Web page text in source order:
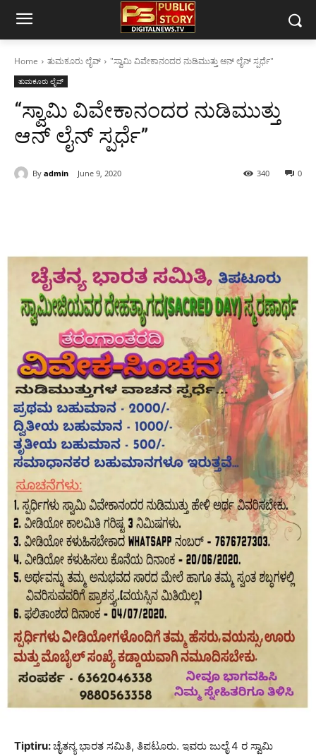
Home ತುಮಕೂರು ಲೈವ್ "ಸ್ವಾಮಿ ವಿವೇಕಾನಂದರ ನುಡಿಮುತ್ತು ಆನ್ ಲೈನ್ ಸ್ಪರ್ಧೆ"
ತುಮಕೂರು ಲೈವ್
“ಸ್ವಾಮಿ ವಿವೇಕಾನಂದರ ನುಡಿಮುತ್ತು
ಆನ್ ಲೈನ್ ಸ್ಪರ್ಧೆ”
By admin June 9, 2020 0
340
Tiptiru:ಚೈತನ್ಯ ಭಾರತ ಸಮಿತಿ, ತಿಪಟೂರು. ಇವರು ಜುಲೈ 4 ರ ಸ್ವಾಮಿ